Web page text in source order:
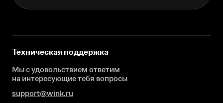
Техническая поддержка
Мы с удовольствием ответим
на интересующиетебя вопросы
support@wink.ru